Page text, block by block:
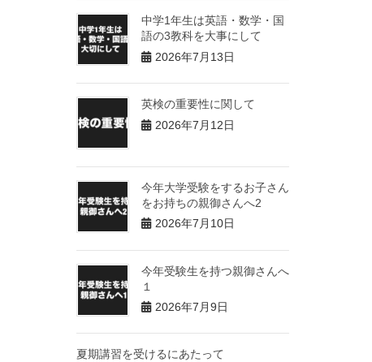
中学1年生は英語・数学・国
語の3教科を大事にして
2026年7月13日
英検の重要性に関して
2026年7月12日
今年大学受験をするお子さん
をお持ちの親御さんへ2
2026年7月10日
今年受験生を持つ親御さんへ
１
2026年7月9日
夏期講習を受けるにあたって